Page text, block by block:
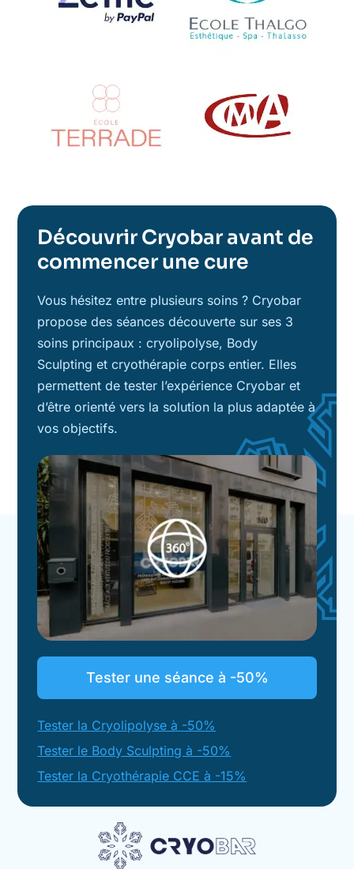
Découvrir Cryobar avant de
commencer une cure
Vous hésitez entre plusieurs soins ? Cryobar
propose des séances découverte sur ses 3
soins principaux : cryolipolyse, Body
Sculpting et cryothérapie corps entier. Elles
permettent de tester l’expérience Cryobar et
d’être orienté vers la solution la plus adaptée à
vos objectifs.
Tester une séance à -50%
Tester la Cryolipolyse à -50%
Tester le Body Sculpting à -50%
Tester la Cryothérapie CCE à -15%